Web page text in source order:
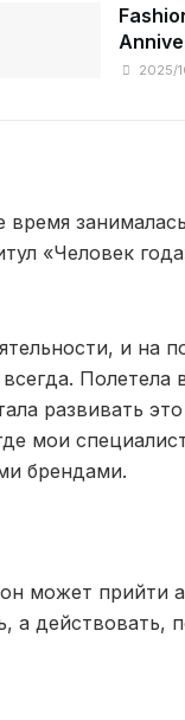
and2025/
«Человек
и на
Полетела
развивать
мои
брендами.
может прийти
а действовать,